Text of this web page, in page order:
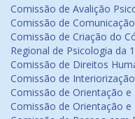
Comissão de Avalição
Comissão de Comunicação
Comissão de Criação do
Regional de Psicologia da
Comissão de Direitos
Comissão de
Comissão de Orientação e
Comissão de Orientação e